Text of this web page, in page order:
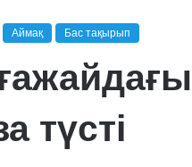
Аймақ Бас тақырып
түсті